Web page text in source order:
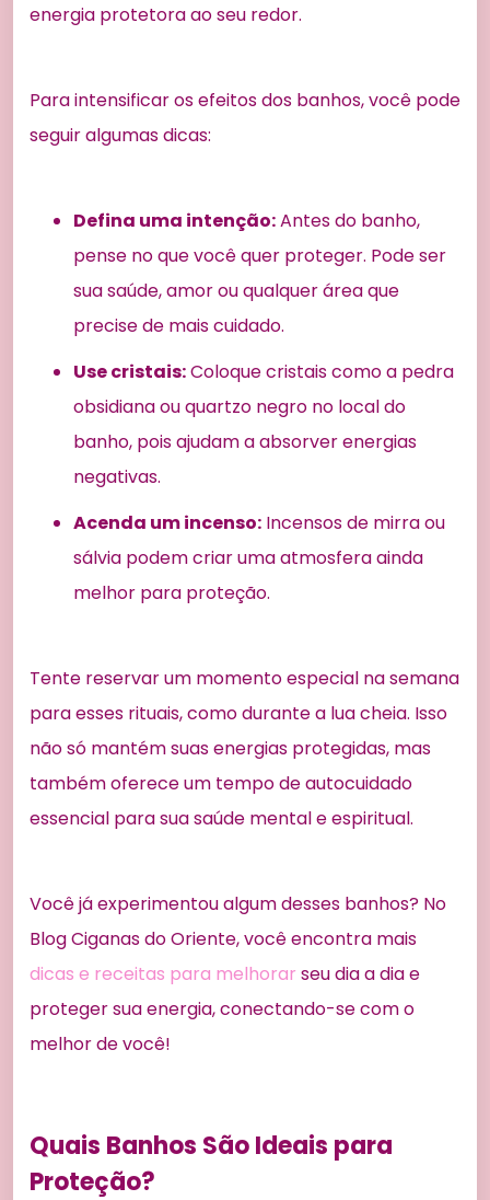
energia protetora ao seu redor.
Para intensificar os efeitos dos banhos, você pode
seguir algumas dicas:
Defina uma intenção:Antes do banho,
pense no que você quer proteger. Pode ser
sua saúde, amor ou qualquer área que
precise de mais cuidado.
Use cristais:Coloque cristais como a pedra
obsidiana ou quartzo negro no local do
banho, pois ajudam a absorver energias
negativas.
Acenda um incenso: Incensos de mirra ou
sálvia podem criar uma atmosfera ainda
melhor para proteção.
Tente reservar um momento especial na semana
para esses rituais, como durante a lua cheia. Isso
não só mantém suas energias protegidas, mas
também oferece um tempo de autocuidado
essencial para sua saúde mental e espiritual.
Você já experimentou algum desses banhos? No
Blog Ciganas do Oriente, você encontra mais
dicas e receitas para melhorar seu dia a dia e
proteger sua energia, conectando-se com o
melhor de você!
Quais Banhos São Ideais para
Proteção?